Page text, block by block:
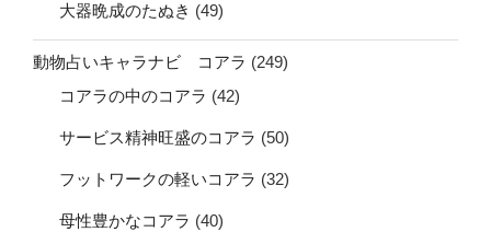
大器晩成のたぬき (49)
動物占いキャラナビ コアラ (249)
コアラの中のコアラ (42)
サービス精神旺盛のコアラ (50)
フットワークの軽いコアラ (32)
母性豊かなコアラ (40)